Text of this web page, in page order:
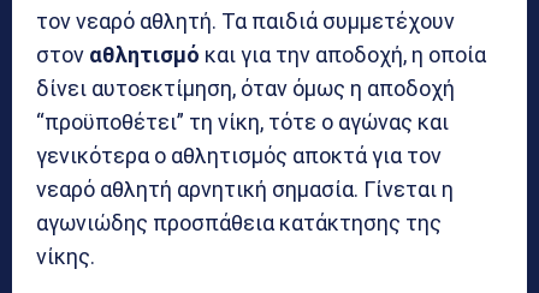
τον νεαρό αθλητή. Τα παιδιά συμμετέχουν
στον αθλητισμό και για την αποδοχή, η οποία
δίνει αυτοεκτίμηση, όταν όμως η αποδοχή
“προϋποθέτει” τη νίκη, τότε ο αγώνας και
γενικότερα ο αθλητισμός αποκτά για τον
νεαρό αθλητή αρνητική σημασία. Γίνεται η
αγωνιώδης προσπάθεια κατάκτησης της
νίκης.